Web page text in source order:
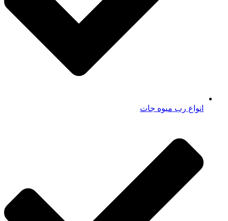
انواع رب میوه جات